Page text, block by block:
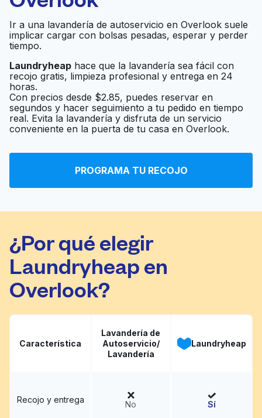
Wash World Laundry Ir al sitio web
Ir a una lavandería de autoservicio en Overlook suele
implicar cargar con bolsas pesadas, esperar y perder
tiempo.
Laundryheap hace que la lavandería sea fácil con
recojo gratis, limpieza profesional y entrega en 24
horas.
Con precios desde $2.85, puedes reservar en
segundos y hacer seguimiento a tu pedido en tiempo
real. Evita la lavandería y disfruta de un servicio
conveniente en la puerta de tu casa en Overlook.
PROGRAMA TU RECOJO
¿Por qué elegir
Laundryheap en
Overlook?
Característica
Lavandería de
Autoservicio/
Lavandería
Laundryheap
Recojo y entrega No Sí